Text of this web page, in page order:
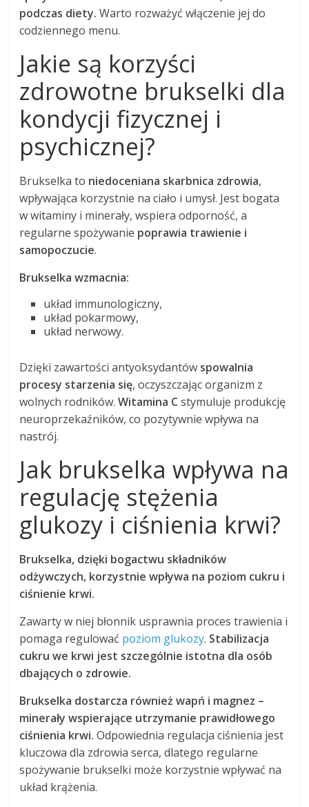
podczas diety. Warto rozważyć włączenie jej do
codziennego menu.
Jakie są korzyści
zdrowotne brukselki dla
kondycji fizycznej i
psychicznej?
Brukselka to niedoceniana skarbnica zdrowia,
wpływająca korzystnie na ciało i umysł. Jest bogata
w witaminy i minerały, wspiera odporność, a
regularne spożywanie poprawia trawienie i
samopoczucie.
Brukselka wzmacnia:
układ immunologiczny,
układ pokarmowy,
układ nerwowy.
Dzięki zawartości antyoksydantów spowalnia
procesy starzenia się, oczyszczając organizm z
wolnych rodników.Witamina Cstymuluje produkcję
neuroprzekaźników, co pozytywnie wpływa na
nastrój.
Jak brukselka wpływa na
regulację stężenia
glukozy i ciśnienia krwi?
Brukselka, dzięki bogactwu składników
odżywczych, korzystnie wpływa na poziom cukru i
ciśnienie krwi.
Zawarty w niej błonnik usprawnia proces trawienia i
pomaga regulować poziom glukozy. Stabilizacja
cukru we krwi jest szczególnie istotna dla osób
dbających o zdrowie.
Brukselka dostarcza również wapń i magnez –
minerały wspierające utrzymanie prawidłowego
ciśnienia krwi. Odpowiednia regulacja ciśnienia jest
kluczowa dla zdrowia serca, dlatego regularne
spożywanie brukselki może korzystnie wpływać na
układ krążenia.